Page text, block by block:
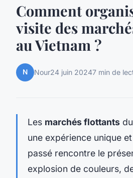
Comment
visite des
au Vietnam ?
N Nour24 juin 20247 min de
Les marchés flottants
une expérience unique
passé rencontre le
explosion de couleurs,